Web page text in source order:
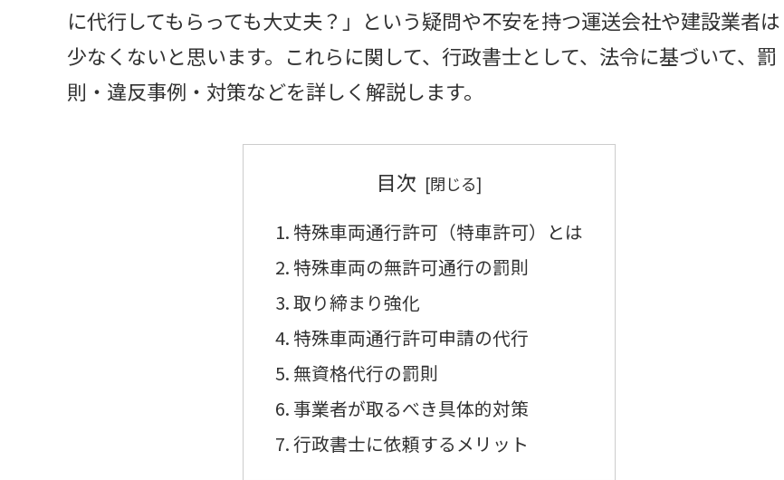
に代行してもらっても大丈夫？」という疑問や不安を持つ運送会社や建設業者は
少なくないと思います。これらに関して、行政書士として、法令に基づいて、罰
則・違反事例・対策などを詳しく解説します。
目次
特殊車両通行許可（特車許可）とは
特殊車両の無許可通行の罰則
取り締まり強化
特殊車両通行許可申請の代行
無資格代行の罰則
事業者が取るべき具体的対策
行政書士に依頼するメリット